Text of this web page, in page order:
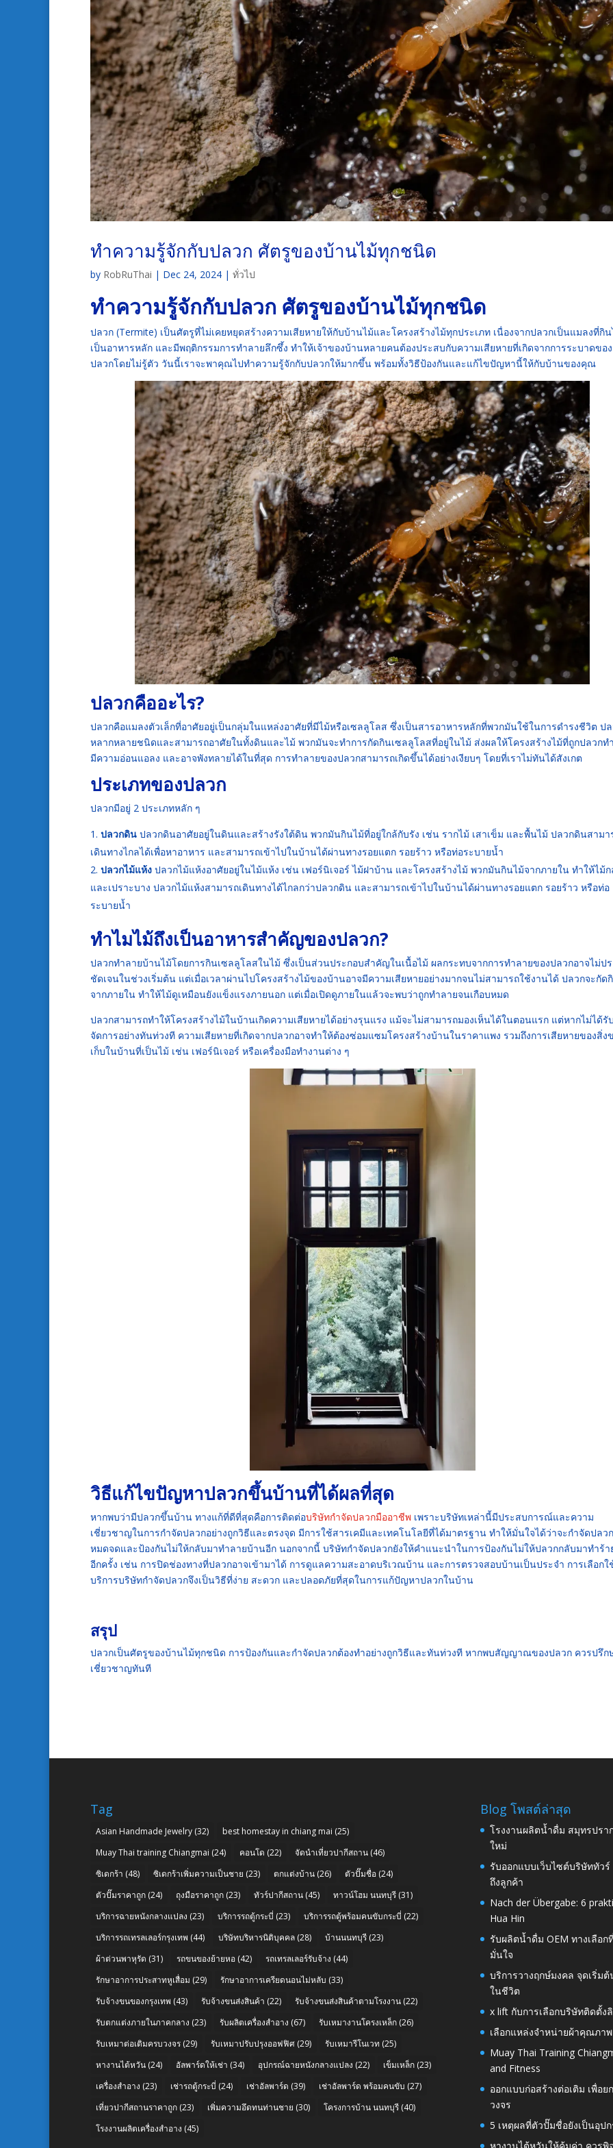
ทำความรู้จักกับปลวก ศัตรูของบ้านไม้ทุกชนิด
by RobRuThai | Dec 24, 2024 | ทั่วไป
ทำความรู้จักกับปลวก ศัตรูของบ้านไม้ทุกชนิด
ปลวก (Termite) เป็นศัตรูที่ไม่เคยหยุดสร้างความเสียหายให้กับบ้านไม้และโครงสร้างไม้ทุกประเภท เนื่องจากปลวกเป็นแมลงที่กิ
เป็นอาหารหลัก และมีพฤติกรรมการทำลายลึกซึ้ง ทำให้เจ้าของบ้านหลายคนต้องประสบกับความเสียหายที่เกิดจากการระบาดของ
ปลวกโดยไม่รู้ตัว วันนี้เราจะพาคุณไปทำความรู้จักกับปลวกให้มากขึ้น พร้อมทั้งวิธีป้องกันและแก้ไขปัญหานี้ให้กับบ้านของคุณ
ปลวกคืออะไร?
ปลวกคือแมลงตัวเล็กที่อาศัยอยู่เป็นกลุ่มในแหล่งอาศัยที่มีไม้หรือเซลลูโลส ซึ่งเป็นสารอาหารหลักที่พวกมันใช้ในการดำรงชีวิต ป
หลากหลายชนิดและสามารถอาศัยในทั้งดินและไม้ พวกมันจะทำการกัดกินเซลลูโลสที่อยู่ในไม้ ส่งผลให้โครงสร้างไม้ที่ถูกปลวกท
มีความอ่อนแอลง และอาจพังทลายได้ในที่สุด การทำลายของปลวกสามารถเกิดขึ้นได้อย่างเงียบๆ โดยที่เราไม่ทันได้สังเกต
ประเภทของปลวก
ปลวกมีอยู่ 2 ประเภทหลัก ๆ
ปลวกดิน ปลวกดินอาศัยอยู่ในดินและสร้างรังใต้ดิน พวกมันกินไม้ที่อยู่ใกล้กับรัง เช่น รากไม้ เสาเข็ม และพื้นไม้ ปลวกดินสามา
เดินทางไกลได้เพื่อหาอาหาร และสามารถเข้าไปในบ้านได้ผ่านทางรอยแตก รอยร้าว หรือท่อระบายน้ำ
ปลวกไม้แห้ง ปลวกไม้แห้งอาศัยอยู่ในไม้แห้ง เช่น เฟอร์นิเจอร์ ไม้ฝาบ้าน และโครงสร้างไม้ พวกมันกินไม้จากภายใน ทำให้ไม้ก
และเปราะบาง ปลวกไม้แห้งสามารถเดินทางได้ไกลกว่าปลวกดิน และสามารถเข้าไปในบ้านได้ผ่านทางรอยแตก รอยร้าว หรือท่อ
ระบายน้ำ
ทำไมไม้ถึงเป็นอาหารสำคัญของปลวก?
ปลวกทำลายบ้านไม้โดยการกินเซลลูโลสในไม้ ซึ่งเป็นส่วนประกอบสำคัญในเนื้อไม้ ผลกระทบจากการทำลายของปลวกอาจไม่ป
ชัดเจนในช่วงเริ่มต้น แต่เมื่อเวลาผ่านไปโครงสร้างไม้ของบ้านอาจมีความเสียหายอย่างมากจนไม่สามารถใช้งานได้ ปลวกจะกัด
จากภายใน ทำให้ไม้ดูเหมือนยังแข็งแรงภายนอก แต่เมื่อเปิดดูภายในแล้วจะพบว่าถูกทำลายจนเกือบหมด
ปลวกสามารถทำให้โครงสร้างไม้ในบ้านเกิดความเสียหายได้อย่างรุนแรง แม้จะไม่สามารถมองเห็นได้ในตอนแรก แต่หากไม่ได้รั
จัดการอย่างทันท่วงที ความเสียหายที่เกิดจากปลวกอาจทำให้ต้องซ่อมแซมโครงสร้างบ้านในราคาแพง รวมถึงการเสียหายของสิ่ง
เก็บในบ้านที่เป็นไม้ เช่น เฟอร์นิเจอร์ หรือเครื่องมือทำงานต่าง ๆ
วิธีแก้ไขปัญหาปลวกขึ้นบ้านที่ได้ผลที่สุด
หากพบว่ามีปลวกขึ้นบ้าน ทางแก้ที่ดีที่สุดคือการติดต่อบริษัทกำจัดปลวกมืออาชีพ เพราะบริษัทเหล่านี้มีประสบการณ์และความ
เชี่ยวชาญในการกำจัดปลวกอย่างถูกวิธีและตรงจุด มีการใช้สารเคมีและเทคโนโลยีที่ได้มาตรฐาน ทำให้มั่นใจได้ว่าจะกำจัดปลว
หมดจดและป้องกันไม่ให้กลับมาทำลายบ้านอีก นอกจากนี้ บริษัทกำจัดปลวกยังให้คำแนะนำในการป้องกันไม่ให้ปลวกกลับมาทำร้
อีกครั้ง เช่น การปิดช่องทางที่ปลวกอาจเข้ามาได้ การดูแลความสะอาดบริเวณบ้าน และการตรวจสอบบ้านเป็นประจำ การเลือกใ
บริการบริษัทกำจัดปลวกจึงเป็นวิธีที่ง่าย สะดวก และปลอดภัยที่สุดในการแก้ปัญหาปลวกในบ้าน
สรุป
ปลวกเป็นศัตรูของบ้านไม้ทุกชนิด การป้องกันและกำจัดปลวกต้องทำอย่างถูกวิธีและทันท่วงที หากพบสัญญาณของปลวก ควรปรึก
เชี่ยวชาญทันที
Tag
Asian Handmade Jewelry (32) best homestay in chiang mai (25)
Muay Thai training Chiangmai (24) คอนโด (22) จัดนำเที่ยวปากีสถาน (46)
ซิเดกร้า (48) ซิเดกร้าเพิ่มความเป็นชาย (23) ตกแต่งบ้าน (26) ตัวปั๊มชื่อ (24)
ตัวปั๊มราคาถูก (24) ถุงมือราคาถูก (23) ทัวร์ปากีสถาน (45) ทาวน์โฮม นนทบุรี (31)
บริการฉายหนังกลางแปลง (23) บริการรถตู้กระบี่ (23) บริการรถตู้พร้อมคนขับกระบี่ (22)
บริการรถเทรลเลอร์กรุงเทพ (44) บริษัทบริหารนิติบุคคล (28) บ้านนนทบุรี (23)
ผ้าต่วนพาหุรัด (31) รถขนของย้ายหอ (42) รถเทรลเลอร์รับจ้าง (44)
รักษาอาการประสาทหูเสื่อม (29) รักษาอาการเครียดนอนไม่หลับ (33)
รับจ้างขนของกรุงเทพ (43) รับจ้างขนส่งสินค้า (22) รับจ้างขนส่งสินค้าตามโรงงาน (22)
รับตกแต่งภายในภาคกลาง (23) รับผลิตเครื่องสำอาง (67) รับเหมางานโครงเหล็ก (26)
รับเหมาต่อเติมครบวงจร (29) รับเหมาปรับปรุงออฟฟิศ (29) รับเหมารีโนเวท (25)
หางานไต้หวัน (24) อัลพาร์ดให้เช่า (34) อุปกรณ์ฉายหนังกลางแปลง (22) เข็มเหล็ก (23)
เครื่องสำอาง (23) เช่ารถตู้กระบี่ (24) เช่าอัลพาร์ด (39) เช่าอัลพาร์ด พร้อมคนขับ (27)
เที่ยวปากีสถานราคาถูก (23) เพิ่มความอึดทนท่านชาย (30) โครงการบ้าน นนทบุรี (40)
โรงงานผลิตเครื่องสำอาง (45)
Blog โพสต์ล่าสุด
โรงงานผลิตน้ำดื่ม สมุทรปรา
ใหม่
รับออกแบบเว็บไซต์บริษัททัวร์
ถึงลูกค้า
Nach der Übergabe: 6
Hua Hin
รับผลิตน้ำดื่ม OEM ทางเลือ
มั่นใจ
บริการวางฤกษ์มงคล จุดเริ่ม
ในชีวิต
x lift กับการเลือกบริษัทติดตั้ง
เลือกแหล่งจำหน่ายผ้าคุณภา
Muay Thai Training
and Fitness
ออกแบบก่อสร้างต่อเติม เพื่อ
วงจร
5 เหตุผลที่ตัวปั๊มชื่อยังเป็นอุ
หางานไต้หวันให้คุ้มค่า ควร